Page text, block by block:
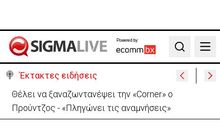
Powered by:
Search
Έκτακτες ειδήσεις
Θέλει να ξαναζωντανέψει την «Corner» o
Προύντζος - «Πληγώνει τις αναμνήσεις»